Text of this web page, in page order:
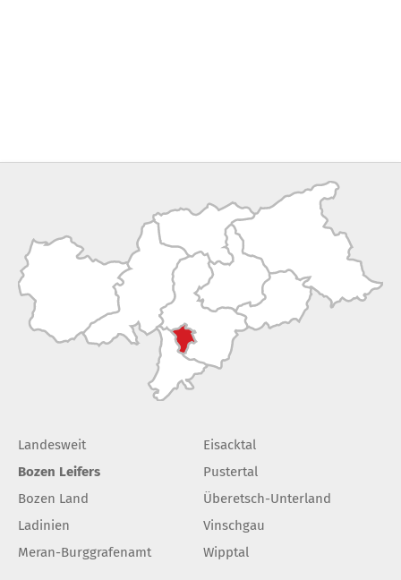
Landesweit
Bozen Leifers
Bozen Land
Ladinien
Meran-Burggrafenamt
Eisacktal
Pustertal
Überetsch-Unterland
Vinschgau
Wipptal